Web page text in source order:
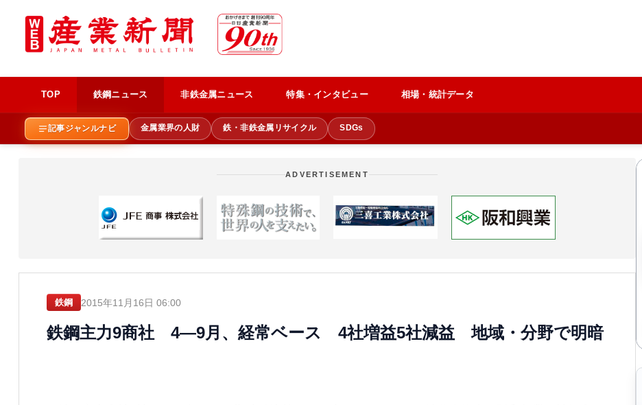
TOP 鉄鋼ニュース 非鉄金属ニュース 特集・インタビュー 相場・統計データ
記事ジャンルナビ 金属業界の人財 鉄・非鉄金属リサイクル SDGs
ADVERTISEMENT
鉄鋼 2015年11月16日 06:00
鉄鋼主力9商社 4―9月、経常ベース 4社増益5社減益 地域・分野で明暗